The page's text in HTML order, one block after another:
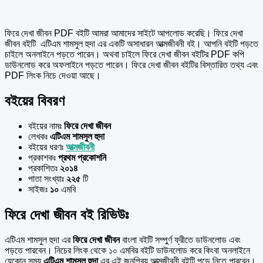
ফিরে দেখা জীবন PDF বইটি আমরা আমাদের সাইটে আপলোড করেছি। ফিরে দেখা
জীবন বইটি এটিএম শামসুল হুদা এর একটি অসাধারন আত্মজীবনী বই। আপনি বইটি পড়তে
চাইলে অনলাইনে পড়তে পারেন। অথবা চাইলে ফিরে দেখা জীবন বইটির PDF কপি
ডাউনলোড করে অফলাইনে পড়তে পারেন। ফিরে দেখা জীবন বইটির বিস্তারিত তথ্য এবং
PDF লিংক নিচে দেওয়া আছে।
বইয়ের বিবরণ
বইয়ের নামঃ ফিরে দেখা জীবন
লেখকঃ এটিএম শামসুল হুদা
বইয়ের ধরণঃ আত্মজীবনী
প্রকাশকঃ প্রথম প্রকোশনি
প্রকাশিতঃ ২০১৪
পাতা সংখ্যাঃ ২২৫ টি
সাইজঃ ১০ এমবি
ফিরে দেখা জীবন বই রিভিউঃ
এটিএম শামসুল হুদা এরফিরে দেখা জীবনবাংলা বইটি সম্পুর্ণ ফ্রীতে ডাউনলোড এবং
পড়তে পারবেন। নিচের লিংক থেকে ১০ এমবির বইটি ডাউনলোড করে কিংবা অনলাইনে
যেকোন সময় এটিএম শামসুল হুদাএর এই জনপ্রিয় আত্মজীবনী বইটি পড়ে নিতে পারবেন।